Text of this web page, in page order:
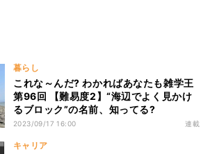
暮らし
これな～んだ? わかればあなたも雑学王
第96回 【難易度2】“海辺でよく見かけ
るブロック”の名前、知ってる?
2023/09/17 16:00 連載
キャリア